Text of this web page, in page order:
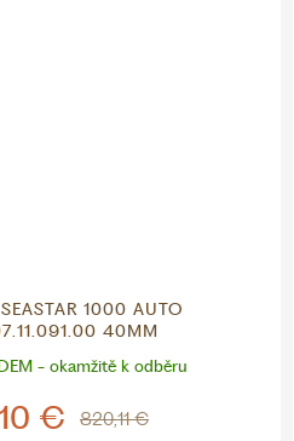
1000 AUTO
40MM
- okamžitě k odběru
€ 820,11 €